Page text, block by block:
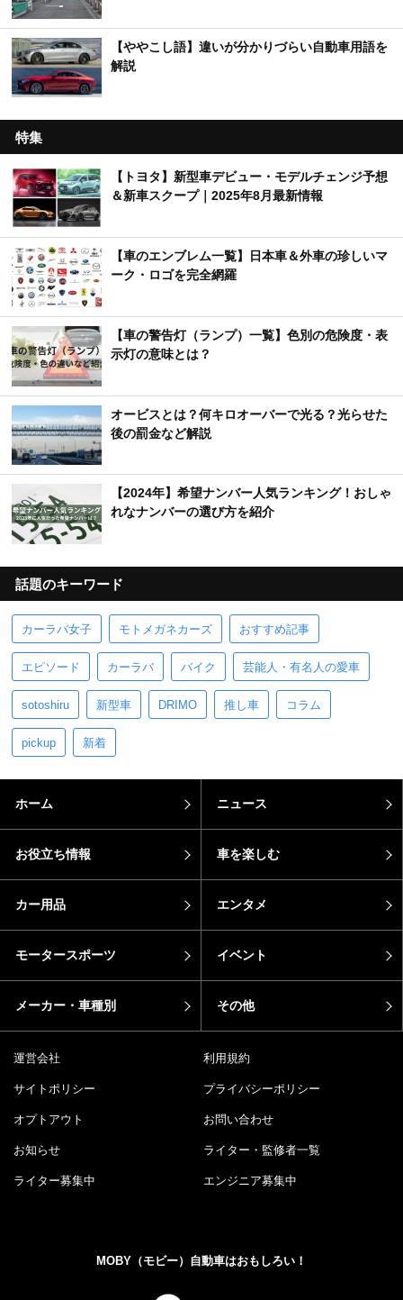
【ややこし語】違いが分かりづらい自動車用語を
解説
特集
【トヨタ】新型車デビュー・モデルチェンジ予想
＆新車スクープ｜2025年8月最新情報
【車のエンブレム一覧】日本車＆外車の珍しいマ
ーク・ロゴを完全網羅
【車の警告灯（ランプ）一覧】色別の危険度・表
示灯の意味とは？
オービスとは？何キロオーバーで光る？光らせた
後の罰金など解説
【2024年】希望ナンバー人気ランキング！おしゃ
れなナンバーの選び方を紹介
話題のキーワード
カーラバ女子 モトメガネカーズ おすすめ記事
エピソード カーラバ バイク 芸能人・有名人の愛車
sotoshiru 新型車 DRIMO 推し車 コラム
pickup 新着
ホーム ニュース
お役立ち情報 車を楽しむ
カー用品 エンタメ
モータースポーツ イベント
メーカー・車種別 その他
運営会社 利用規約
サイトポリシー プライバシーポリシー
オプトアウト お問い合わせ
お知らせ ライター・監修者一覧
ライター募集中 エンジニア募集中
MOBY（モビー）自動車はおもしろい！